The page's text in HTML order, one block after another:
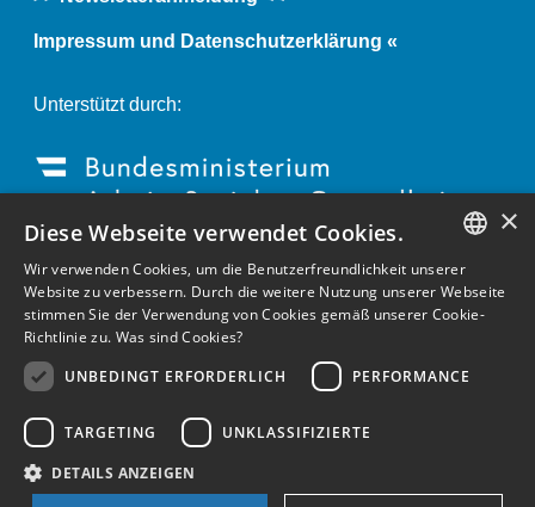
Impressum und Datenschutzerklärung «
Unterstützt durch:
GERMAN
ENGLISH
×
Diese Webseite verwendet Cookies.
Wir verwenden Cookies, um die Benutzerfreundlichkeit unserer
Website zu verbessern. Durch die weitere Nutzung unserer Webseite
stimmen Sie der Verwendung von Cookies gemäß unserer Cookie-
Richtlinie zu. Was sind Cookies?
UNBEDINGT ERFORDERLICH
PERFORMANCE
TARGETING UNKLASSIFIZIERTE
DETAILS ANZEIGEN